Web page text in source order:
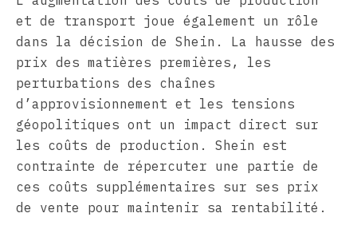
et de transport joue également un rôle
dans la décision de Shein. La hausse des
prix des matières premières, les
perturbations des chaînes
d’approvisionnement et les tensions
géopolitiques ont un impact direct sur
les coûts de production. Shein est
contrainte de répercuter une partie de
ces coûts supplémentaires sur ses prix
de vente pour maintenir sa rentabilité.